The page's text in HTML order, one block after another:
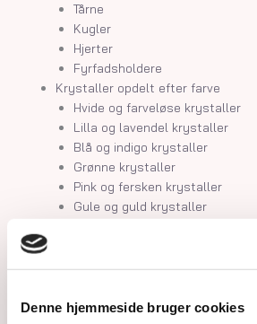
Denne hjemmeside bruger cookies
Tårne
Kugler
Hjerter
Fyrfadsholdere
Krystaller opdelt efter farve
Hvide og farveløse krystaller
Lilla og lavendel krystaller
Blå og indigo krystaller
Grønne krystaller
Pink og fersken krystaller
Gule og guld krystaller
Penduler